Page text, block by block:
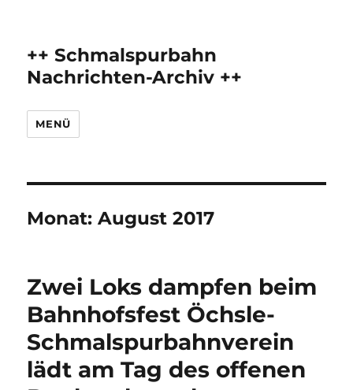
++ Schmalspurbahn
Nachrichten-Archiv ++
MENÜ
Monat:August 2017
Zwei Loks dampfen beim
Bahnhofsfest Öchsle-
Schmalspurbahnverein
lädt am Tag des offenen